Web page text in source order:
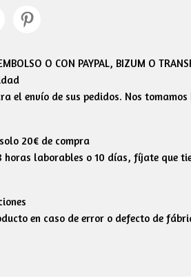
O CON PAYPAL, BIZUM O
el envío de sus pedidos. Nos
20€ de compra
horas laborables o 10 días, fíjate que
en caso de error o defecto de